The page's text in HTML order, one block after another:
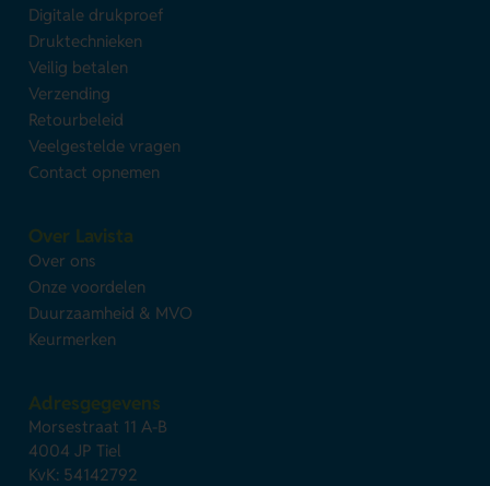
Digitale drukproef
Druktechnieken
Veilig betalen
Verzending
Retourbeleid
Veelgestelde vragen
Contact opnemen
Over Lavista
Over ons
Onze voordelen
Duurzaamheid & MVO
Keurmerken
Adresgegevens
Morsestraat 11 A-B
4004 JP Tiel
KvK: 54142792